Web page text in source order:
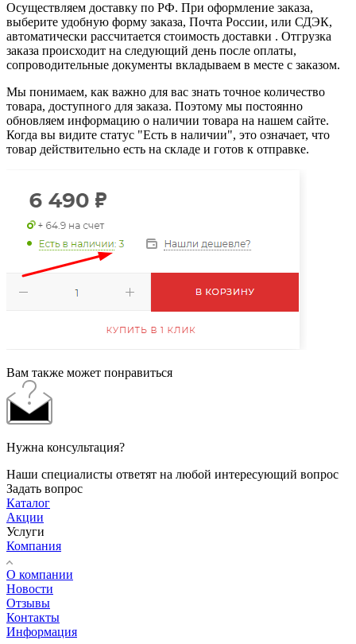
Осуществляем доставку по РФ. При оформление заказа,
выберите удобную форму заказа, Почта России, или СДЭК,
автоматически рассчитается стоимость доставки . Отгрузка
заказа происходит на следующий день после оплаты,
сопроводительные документы вкладываем в месте с заказом.
Мы понимаем, как важно для вас знать точное количество
товара, доступного для заказа. Поэтому мы постоянно
обновляем информацию о наличии товара на нашем сайте.
Когда вы видите статус "Есть в наличии", это означает, что
товар действительно есть на складе и готов к отправке.
Вам также может понравиться
Нужна консультация?
Наши специалисты ответят на любой интересующий вопрос
Задать вопрос
Каталог
Акции
Услуги
Компания
О компании
Новости
Отзывы
Контакты
Информация